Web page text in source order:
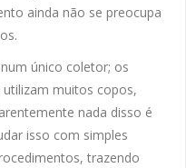
ainda não se preocupa
único coletor; os
muitos copos,
nada disso é
isso com simples
trazendo